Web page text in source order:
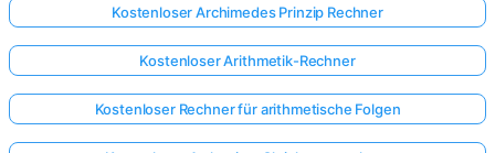
Kostenloser Archimedes Prinzip Rechner
Kostenloser Arithmetik-Rechner
Kostenloser Rechner für arithmetische Folgen